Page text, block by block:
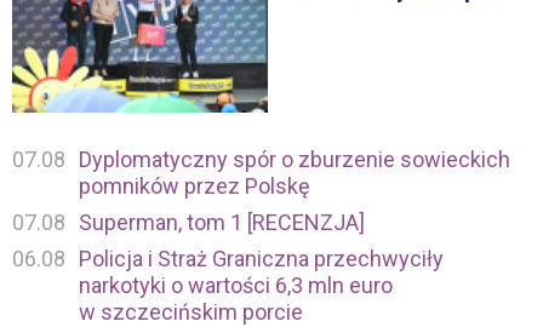
07.08
Dyplomatyczny spór o zburzenie sowieckich
pomników przez Polskę
07.08
Superman, tom 1 [RECENZJA]
06.08
Policja i Straż Graniczna przechwyciły
narkotyki o wartości 6,3 mln euro
w szczecińskim porcie